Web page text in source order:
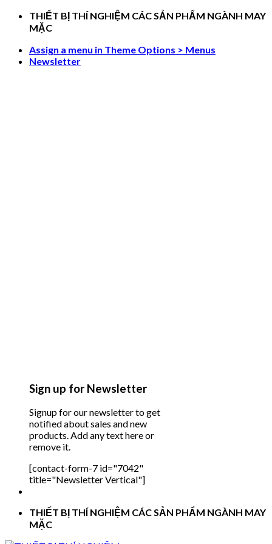
Skip
THIẾT BỊ THÍ NGHIỆM CÁC SẢN PHẨM NGÀNH MAY
MẶC
Assign a menu in Theme Options > Menus
Newsletter
Sign up for Newsletter
Signup for our newsletter to get
notified about sales and new
products. Add any text here or
remove it.
[contact-form-7 id="7042"
title="Newsletter Vertical"]
THIẾT BỊ THÍ NGHIỆM CÁC SẢN PHẨM NGÀNH MAY
MẶC